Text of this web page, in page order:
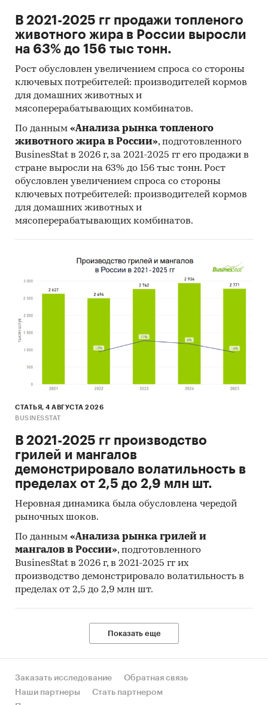
В 2021-2025 гг продажи топленого
животного жира в России выросли
на 63% до 156 тыс тонн.
Рост обусловлен увеличением спроса со стороны
ключевых потребителей: производителей кормов
для домашних животных и
мясоперерабатывающих комбинатов.
По данным «Анализа рынка топленого
животного жира в России», подготовленного
BusinesStat в 2026 г, за 2021-2025 гг его продажи в
стране выросли на 63% до 156 тыс тонн. Рост
обусловлен увеличением спроса со стороны
ключевых потребителей: производителей кормов
для домашних животных и
мясоперерабатывающих комбинатов.
СТАТЬЯ, 4 АВГУСТА 2026
BUSINESSTAT
В 2021-2025 гг производство
грилей и мангалов
демонстрировало волатильность в
пределах от 2,5 до 2,9 млн шт.
Неровная динамика была обусловлена чередой
рыночных шоков.
По данным «Анализа рынка грилей и
мангалов в России», подготовленного
BusinesStat в 2026 г, в 2021-2025 гг их
производство демонстрировало волатильность в
пределах от 2,5 до 2,9 млн шт.
Показать еще
Заказать исследование
Обратная связь
Наши партнеры
Стать партнером